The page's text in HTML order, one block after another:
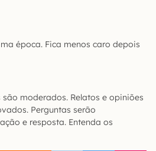
época. Fica menos caro depois
moderados. Relatos e opiniões
Perguntas serão
e resposta. Entenda os